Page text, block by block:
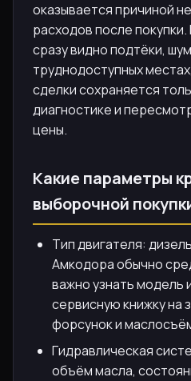
оказывается причиной
расходов после
сразу видно подтёки,
труднодоступных
сделки сохраняется
диагностике и
цены.
Какие параметры
выборочной
Тип двигателя:
Амкодора обычно
важно узнать модель
сервисную книжку на
форсунок и
Гидравлическая
объём масла,